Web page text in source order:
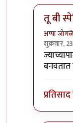
तू बी
अप्पा
शुक्रवार,
In
बनवतात